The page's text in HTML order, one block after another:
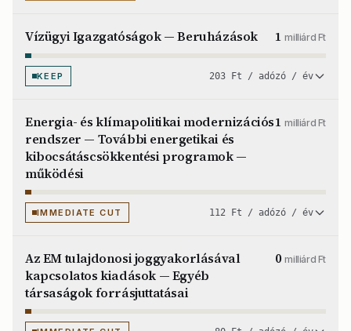
Vízügyi Igazgatóságok — Beruházások 1milliárd Ft
KEEP 203 Ft / adózó / év
Energia- és klímapolitikai modernizációs
rendszer — További energetikai és
kibocsátáscsökkentési programok —
működési
1milliárd Ft
IMMEDIATE CUT 112 Ft / adózó / év
Az EM tulajdonosi joggyakorlásával
kapcsolatos kiadások — Egyéb
társaságok forrásjuttatásai
0milliárd Ft